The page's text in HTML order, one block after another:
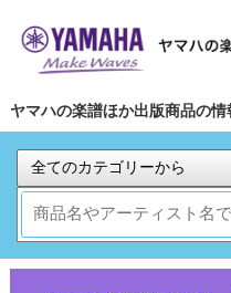
ヤマハの楽譜ほか出版商品の情